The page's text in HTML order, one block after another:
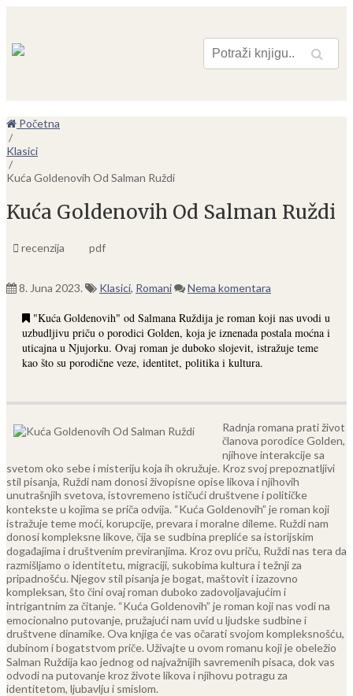
Pretraga
Početna
/
Klasici
/
Kuća Goldenovih Od Salman Ruždi
Kuća Goldenovih Od Salman Ruždi
recenzija pdf
8. Juna 2023. Klasici, Romani Nema komentara
"Kuća Goldenovih" od Salmana Ruždija je roman koji nas uvodi u
uzbudljivu priču o porodici Golden, koja je iznenada postala moćna i
uticajna u Njujorku. Ovaj roman je duboko slojevit, istražuje teme
kao što su porodične veze, identitet, politika i kultura.
Radnja romana prati život
članova porodice Golden,
njihove interakcije sa
svetom oko sebe i misteriju koja ih okružuje. Kroz svoj prepoznatljivi
stil pisanja, Ruždi nam donosi živopisne opise likova i njihovih
unutrašnjih svetova, istovremeno ističući društvene i političke
kontekste u kojima se priča odvija. “Kuća Goldenovih” je roman koji
istražuje teme moći, korupcije, prevara i moralne dileme. Ruždi nam
donosi kompleksne likove, čija se sudbina prepliće sa istorijskim
događajima i društvenim previranjima. Kroz ovu priču, Ruždi nas tera da
razmišljamo o identitetu, migraciji, sukobima kultura i težnji za
pripadnošću. Njegov stil pisanja je bogat, maštovit i izazovno
kompleksan, što čini ovaj roman duboko zadovoljavajućim i
intrigantnim za čitanje. “Kuća Goldenovih” je roman koji nas vodi na
emocionalno putovanje, pružajući nam uvid u ljudske sudbine i
društvene dinamike. Ova knjiga će vas očarati svojom kompleksnošću,
dubinom i bogatstvom priče. Uživajte u ovom romanu koji je obeležio
Salman Ruždija kao jednog od najvažnijih savremenih pisaca, dok vas
odvodi na putovanje kroz živote likova i njihovu potragu za
identitetom, ljubavlju i smislom.